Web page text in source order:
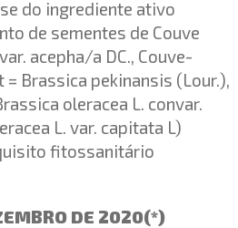
do ingrediente ativo
de sementes de Couve
acepha/a DC., Couve-
Brassica pekinansis (Lour.),
oleracea L. convar.
L. var. capitata L)
fitossanitário
DE 2020(*)